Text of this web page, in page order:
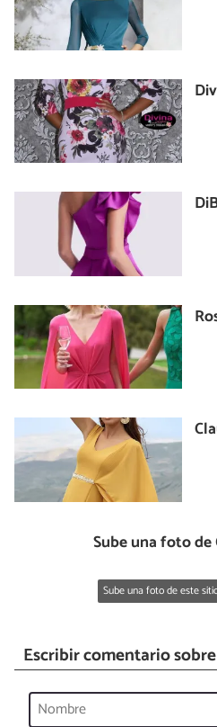
Sube una foto de
Sube una foto de este
Escribir comentario sobre